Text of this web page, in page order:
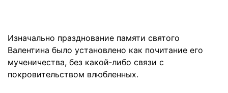
Изначально празднование памяти святого
Валентина было установлено как почитание его
мученичества, без какой‑либо связи с
покровительством влюбленных.